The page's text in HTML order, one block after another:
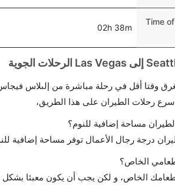
Time
02h 38m
وقتا أقل في رحلة مباشرة من إلىلاس
رحلات الطيران على هذا الطريق،
مساحة إضافية للنوم؟
درجة رجال الأعمال توفر مساحة إضافية
الخاص؟
الخاص، و لكن يجب أن يكون معبئا بشكل